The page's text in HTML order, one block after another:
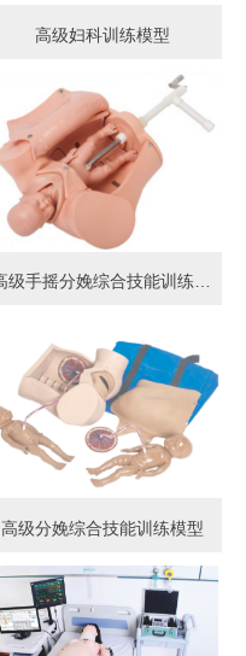
高级妇科训练模型
高级手摇分娩综合技能训练模型
高级分娩综合技能训练模型